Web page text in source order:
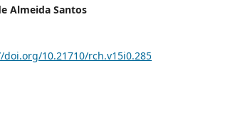
Almeida Santos
10.21710/rch.v15i0.285